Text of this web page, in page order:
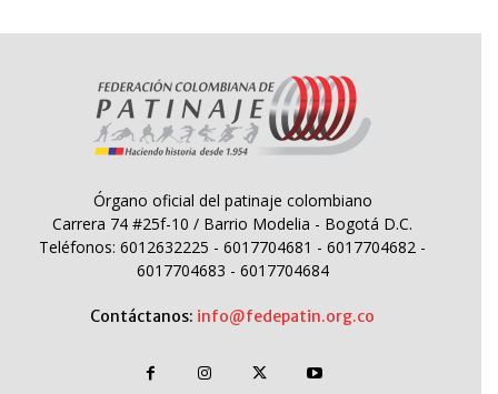
Órgano oficial del patinaje colombiano
Carrera 74 #25f-10 / Barrio Modelia - Bogotá D.C.
Teléfonos: 6012632225 - 6017704681 - 6017704682 -
6017704683 - 6017704684
Contáctanos: info@fedepatin.org.co